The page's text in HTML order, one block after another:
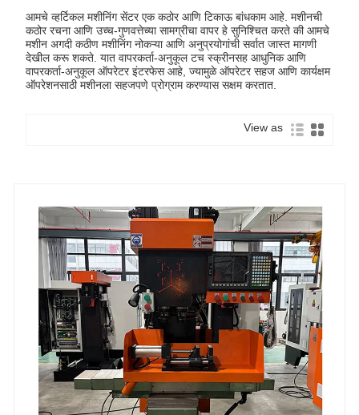
आमचे व्हर्टिकल मशीनिंग सेंटर एक कठोर आणि टिकाऊ बांधकाम आहे. मशीनची
कठोर रचना आणि उच्च-गुणवत्तेच्या सामग्रीचा वापर हे सुनिश्चित करते की आमचे
मशीन अगदी कठीण मशीनिंग नोकऱ्या आणि अनुप्रयोगांची सर्वात जास्त मागणी
देखील करू शकते. यात वापरकर्ता-अनुकूल टच स्क्रीनसह आधुनिक आणि
वापरकर्ता-अनुकूल ऑपरेटर इंटरफेस आहे, ज्यामुळे ऑपरेटर सहज आणि कार्यक्षम
ऑपरेशनसाठी मशीनला सहजपणे प्रोग्राम करण्यास सक्षम करतात.
View as